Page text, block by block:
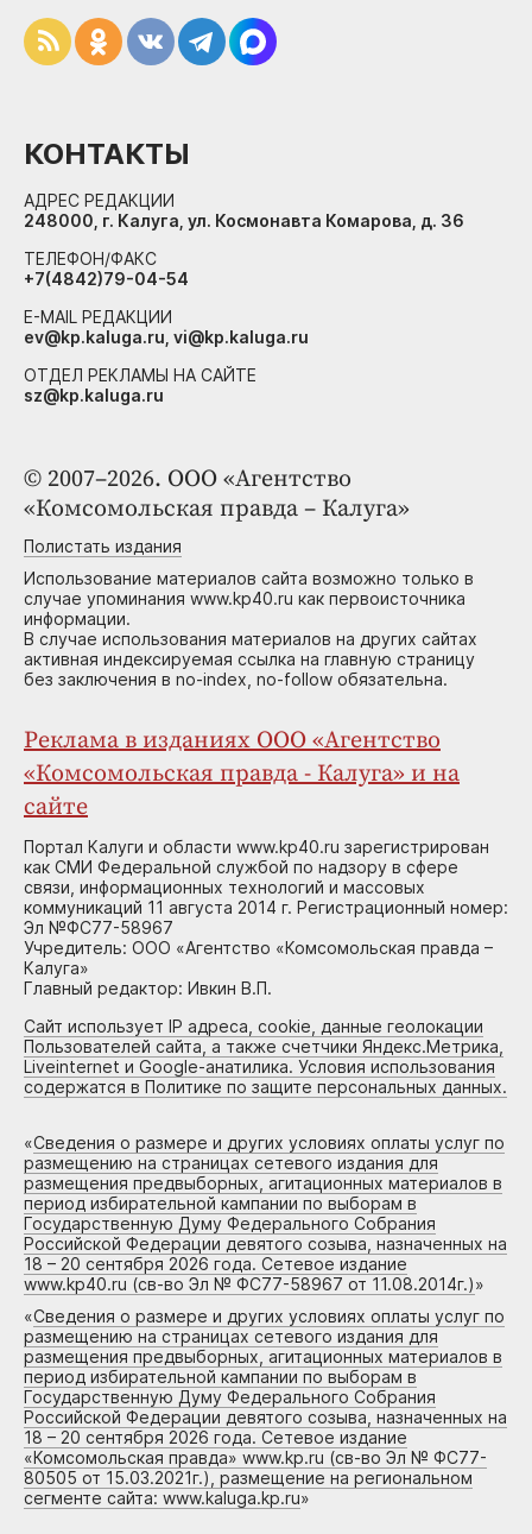
© 2007–2026. ООО «Агентство
«Комсомольская правда – Калуга»
Полистать издания
Использование материалов сайта возможно только в
случае упоминания www.kp40.ru как первоисточника
информации.
В случае использования материалов на других сайтах
активная индексируемая ссылка на главную страницу
без заключения в no-index, no-follow обязательна.
Реклама в изданиях ООО «Агентство
«Комсомольская правда - Калуга» и на
сайте
Портал Калуги и области www.kp40.ru зарегистрирован
как СМИ Федеральной службой по надзору в сфере
связи, информационных технологий и массовых
коммуникаций 11 августа 2014 г. Регистрационный номер:
Эл №ФС77-58967
Учредитель: ООО «Агентство «Комсомольская правда –
Калуга»
Главный редактор: Ивкин В.П.
Сайт использует IP адреса, cookie, данные геолокации
Пользователей сайта, а также счетчики Яндекс.Метрика,
Liveinternet и Google-анатилика. Условия использования
содержатся в Политике по защите персональных данных.
«Сведения о размере и других условиях оплаты услуг по
размещению на страницах сетевого издания для
размещения предвыборных, агитационных материалов в
период избирательной кампании по выборам в
Государственную Думу Федерального Собрания
Российской Федерации девятого созыва, назначенных на
18 – 20 сентября 2026 года. Сетевое издание
www.kp40.ru (св-во Эл № ФС77-58967 от 11.08.2014г.)»
«Сведения о размере и других условиях оплаты услуг по
размещению на страницах сетевого издания для
размещения предвыборных, агитационных материалов в
период избирательной кампании по выборам в
Государственную Думу Федерального Собрания
Российской Федерации девятого созыва, назначенных на
18 – 20 сентября 2026 года. Сетевое издание
«Комсомольская правда» www.kp.ru (св-во Эл № ФС77-
80505 от 15.03.2021г.), размещение на региональном
сегменте сайта: www.kaluga.kp.ru»
КОНТАКТЫ
АДРЕС РЕДАКЦИИ
248000, г. Калуга, ул. Космонавта Комарова, д. 36
ТЕЛЕФОН/ФАКС
+7(4842)79-04-54
E-MAIL РЕДАКЦИИ
ev@kp.kaluga.ru, vi@kp.kaluga.ru
ОТДЕЛ РЕКЛАМЫ НА САЙТЕ
sz@kp.kaluga.ru